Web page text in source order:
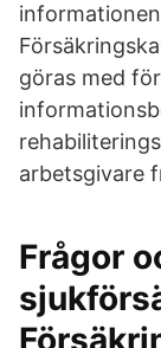
göras med
arbetsgivare
Frågor